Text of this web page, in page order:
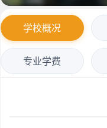
学校概况
专业学费